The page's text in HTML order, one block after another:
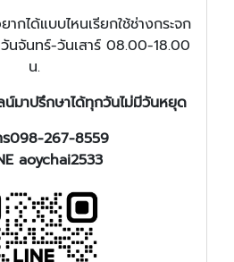
กได้แบบไหนเรียกใช้ช่างกระจก
จันทร์-วันเสาร์ 08.00-18.00
น.
น์มาปรึกษาได้ทุกวันไม่มีวันหยุด
ร098-267-8559
aoychai2533